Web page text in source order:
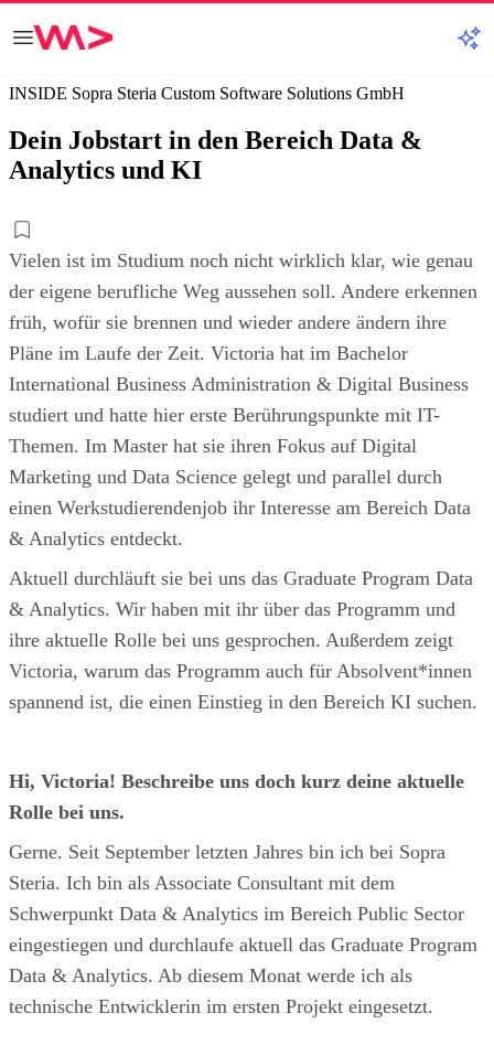
INSIDE Sopra Steria Custom Software Solutions GmbH
Dein Jobstart in den Bereich Data &
Analytics und KI
Vielen ist im Studium noch nicht wirklich klar, wie genau
der eigene berufliche Weg aussehen soll. Andere erkennen
früh, wofür sie brennen und wieder andere ändern ihre
Pläne im Laufe der Zeit. Victoria hat im Bachelor
International Business Administration & Digital Business
studiert und hatte hier erste Berührungspunkte mit IT-
Themen. Im Master hat sie ihren Fokus auf Digital
Marketing und Data Science gelegt und parallel durch
einen Werkstudierendenjob ihr Interesse am Bereich Data
& Analytics entdeckt.
Aktuell durchläuft sie bei uns das Graduate Program Data
& Analytics. Wir haben mit ihr über das Programm und
ihre aktuelle Rolle bei uns gesprochen. Außerdem zeigt
Victoria, warum das Programm auch für Absolvent*innen
spannend ist, die einen Einstieg in den Bereich KI suchen.
Hi, Victoria! Beschreibe uns doch kurz deine aktuelle
Rolle bei uns.
Gerne. Seit September letzten Jahres bin ich bei Sopra
Steria. Ich bin als Associate Consultant mit dem
Schwerpunkt Data & Analytics im Bereich Public Sector
eingestiegen und durchlaufe aktuell das Graduate Program
Data & Analytics. Ab diesem Monat werde ich als
technische Entwicklerin im ersten Projekt eingesetzt.